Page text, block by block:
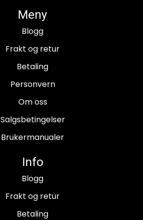
Meny
Blogg
Frakt og retur
Betaling
Personvern
Om oss
Salgsbetingelser
Brukermanualer
Info
Blogg
Frakt og retur
Betaling